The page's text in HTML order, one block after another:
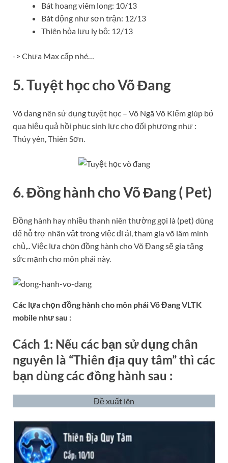
Bát hoang viêm long: 10/13
Bát động như sơn trận: 12/13
Thiên hỏa lưu ly bộ: 12/13
-> Chưa Max cấp nhé…
5. Tuyệt học cho Võ Đang
Võ đang nên sử dụng tuyệt học – Vô Ngã Vô Kiếm giúp bỏ
qua hiệu quả hồi phục sinh lực cho đối phương như :
Thúy yên, Thiên Sơn.
6. Đồng hành cho Võ Đang ( Pet)
Đồng hành hay nhiều thanh niên thường gọi là (pet) dùng
để hỗ trợ nhân vật trong việc đi ải, tham gia võ lâm minh
chủ,.. Việc lựa chọn đồng hành cho Võ Đang sẽ gia tăng
sức mạnh cho môn phái này.
Các lựa chọn đồng hành cho môn phái Võ Đang VLTK
mobile như sau :
Cách 1: Nếu các bạn sử dụng chân
nguyên là “Thiên địa quy tâm” thì các
bạn dùng các đồng hành sau :
Đề xuất lên